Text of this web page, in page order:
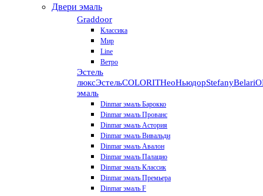
Двери эмаль
Graddoor
Классика
Мир
Line
Ветро
Эстель
люксЭстельCOLORITНеоНьюдорStefanyBelari
эмаль
Dinmar эмаль Барокко
Dinmar эмаль Прованс
Dinmar эмаль Астория
Dinmar эмаль Вивальди
Dinmar эмаль Авалон
Dinmar эмаль Палацио
Dinmar эмаль Классик
Dinmar эмаль Премьера
Dinmar эмаль F